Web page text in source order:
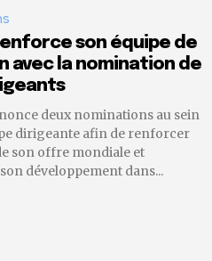
son équipe de
avec la nomination de
deux nominations au sein
dirigeante afin de renforcer
son offre mondiale et
développement dans...